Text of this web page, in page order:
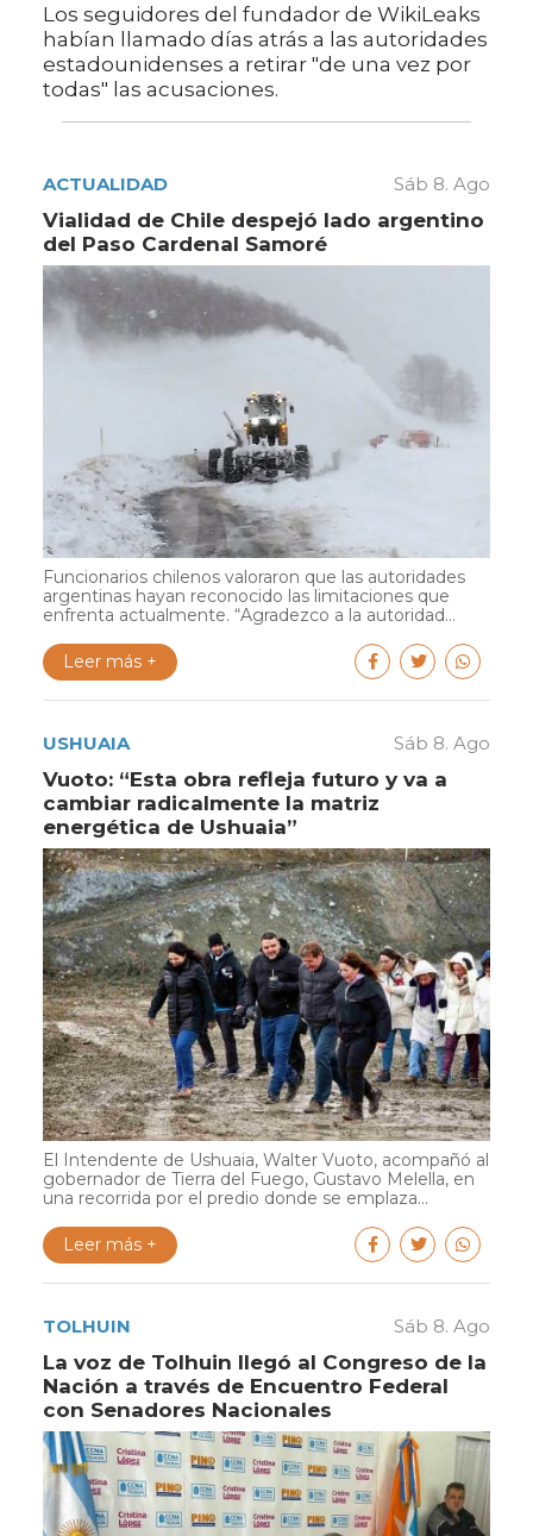
Los seguidores del fundador de WikiLeaks
habían llamado días atrás a las autoridades
estadounidenses a retirar "de una vez por
todas" las acusaciones.
ACTUALIDAD Sáb 8. Ago
Vialidad de Chile despejó lado argentino
del Paso Cardenal Samoré
Funcionarios chilenos valoraron que las autoridades
argentinas hayan reconocido las limitaciones que
enfrenta actualmente. “Agradezco a la autoridad...
Leer más +
USHUAIA Sáb 8. Ago
Vuoto: “Esta obra refleja futuro y va a
cambiar radicalmente la matriz
energética de Ushuaia”
El Intendente de Ushuaia, Walter Vuoto, acompañó al
gobernador de Tierra del Fuego, Gustavo Melella, en
una recorrida por el predio donde se emplaza...
Leer más +
TOLHUIN Sáb 8. Ago
La voz de Tolhuin llegó al Congreso de la
Nación a través de Encuentro Federal
con Senadores Nacionales